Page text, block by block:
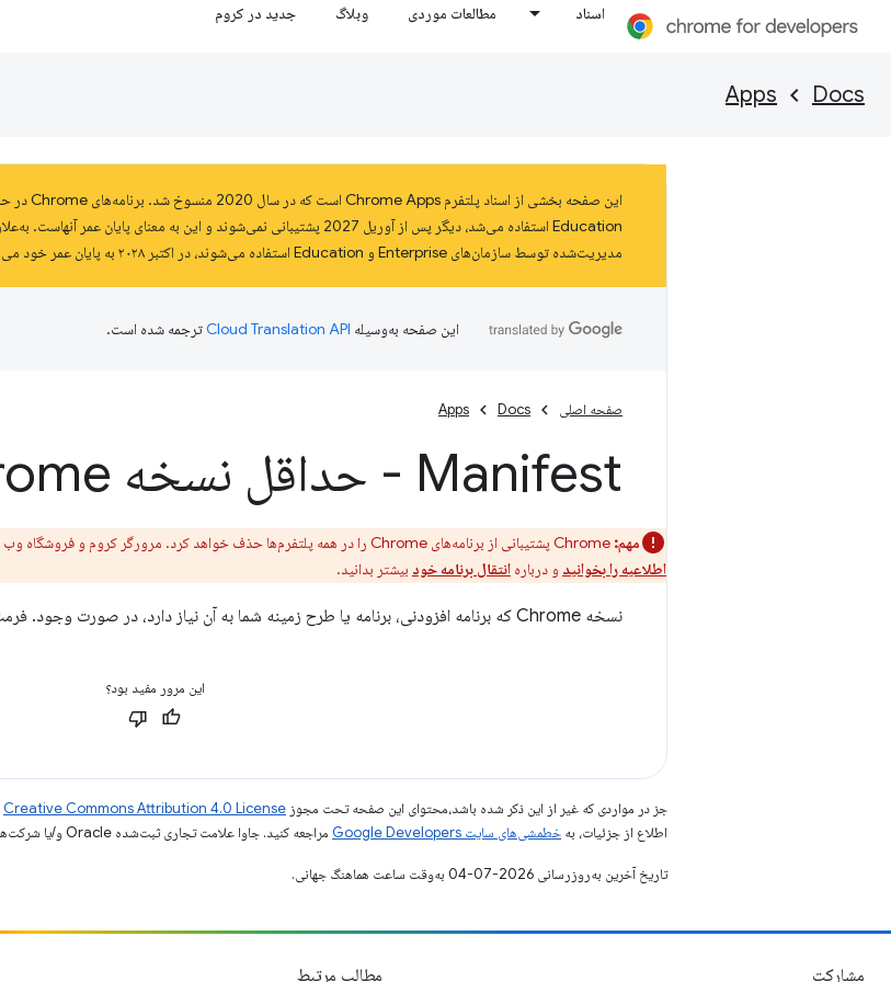
اسناد مطالعات موردی وبلاگ جدید در کروم
Docs
Apps
مدیریت‌شده توسط سازمان‌های Enterprise و Education استفاده می‌شوند، در اکتبر ۲۰۲۸ به پایان عمر خود می‌رسند. درباره
این صفحه به‌وسیله ترجمه شده است.
صفحه اصلی Docs
Apps
Manifest - حداقل نسخه Chrome
مهم:
اطلاعیه را بخوانید و درباره انتقال برنامه خود بیشتر بدانید.
نسخه Chrome که برنامه افزودنی، برنامه یا طرح زمینه شما به آن نیاز دارد، در صورت وجود. فرمت این رشته مانند فیلد
این مرور مفید بود؟
جز در مواردی که غیر از این ذکر شده باشد،‌محتوای این صفحه تحت مجوز Creative Commons Attribution 4.0 License
اطلاع از جزئیات، به خطمشی‌های سایت Google Developers‏ مراجعه کنید. جاوا علامت تجاری ثبت‌شده Oracle و/یا شرکت‌های وابسته به آن است.
تاریخ آخرین به‌روزرسانی 2026-07-04 به‌وقت ساعت هماهنگ جهانی.
مشارکت مطالب مرتبط